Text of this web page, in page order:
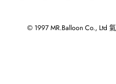
© 1997 MR.Balloon Co., Ltd